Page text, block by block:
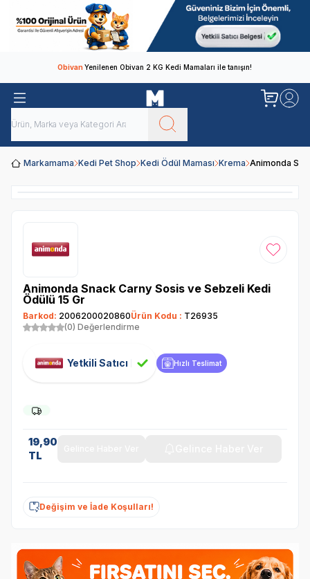
ObivanYenilenen Obivan 2 KG Kedi Mamaları ile tanışın!
Markamama Kedi Pet Shop Kedi Ödül Maması Krema Animonda
Favoriye
Animonda Snack Carny Sosis ve Sebzeli Kedi
Ödülü 15 Gr
Barkod: 2006200020860Ürün Kodu : T26935
(0) Değerlendirme
Yetkili Satıcı Hızlı Teslimat
19,90
TL
Değişim ve İade Koşulları!